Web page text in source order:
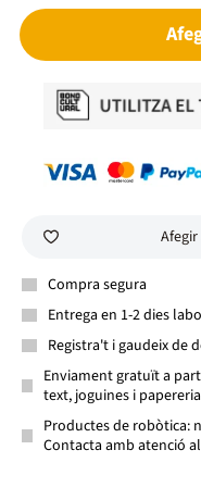
Compra segura
Entrega en 1-2 dies
Registra't i gaudeix de
Enviament gratuït a
text, joguines i
Productes de robòtica:
Contacta amb atenció